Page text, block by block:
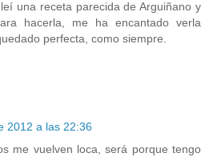
una receta parecida de Arguiñano y
hacerla, me ha encantado verla
perfecta, como siempre.
2012 a las 22:36
me vuelven loca, será porque tengo